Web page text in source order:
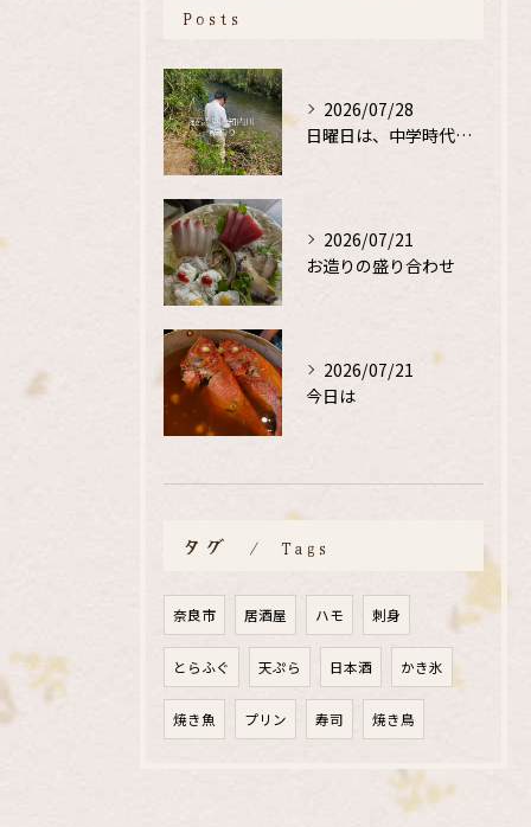
Posts
2026/07/28
日曜日は、中学時代の、同級生と鮎釣り
2026/07/21
お造りの盛り合わせ
2026/07/21
今日は
タグ Tags
奈良市 居酒屋 ハモ 刺身
とらふぐ 天ぷら 日本酒 かき氷
焼き魚 プリン 寿司 焼き鳥